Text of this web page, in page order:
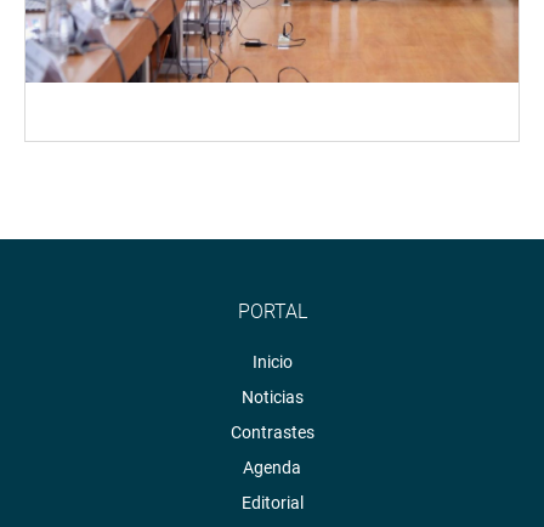
PORTAL
Inicio
Noticias
Contrastes
Agenda
Editorial